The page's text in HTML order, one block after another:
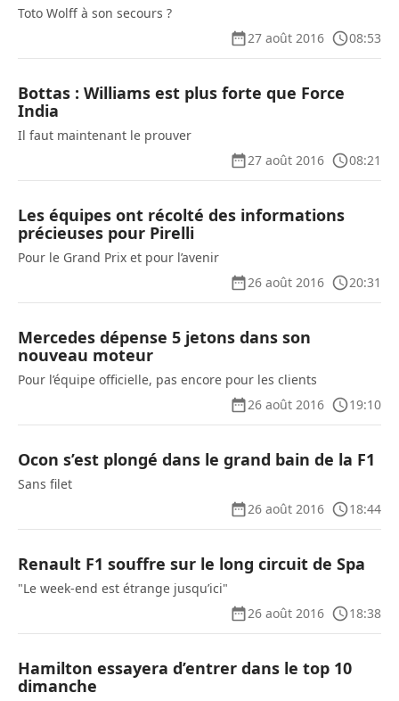
Toto Wolff à son secours ?
27 août 2016
08:53
Bottas : Williams est plus forte que Force
India
Il faut maintenant le prouver
27 août 2016
08:21
Les équipes ont récolté des informations
précieuses pour Pirelli
Pour le Grand Prix et pour l’avenir
26 août 2016
20:31
Mercedes dépense 5 jetons dans son
nouveau moteur
Pour l’équipe officielle, pas encore pour les clients
26 août 2016
19:10
Ocon s’est plongé dans le grand bain de la F1
Sans filet
26 août 2016
18:44
Renault F1 souffre sur le long circuit de Spa
"Le week-end est étrange jusqu’ici"
26 août 2016
18:38
Hamilton essayera d’entrer dans le top 10
dimanche